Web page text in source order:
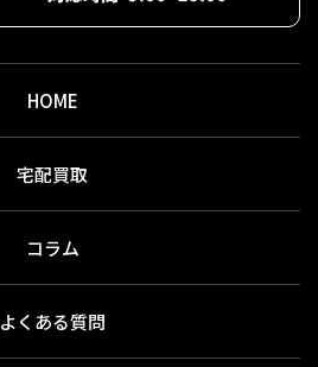
HOME
宅配買取
コラム
よくある質問